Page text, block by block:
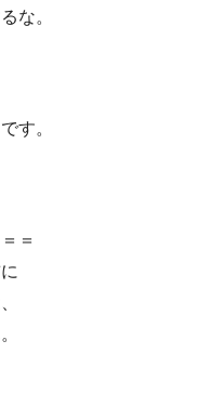
な。
す。
＝